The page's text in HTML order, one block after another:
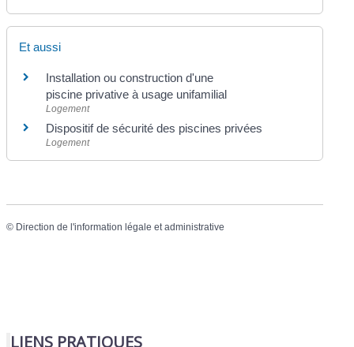
Et aussi
Installation ou construction d'une
piscine privative à usage unifamilial
Logement
Dispositif de sécurité des piscines privées
Logement
© Direction de l'information légale et administrative
LIENS PRATIQUES